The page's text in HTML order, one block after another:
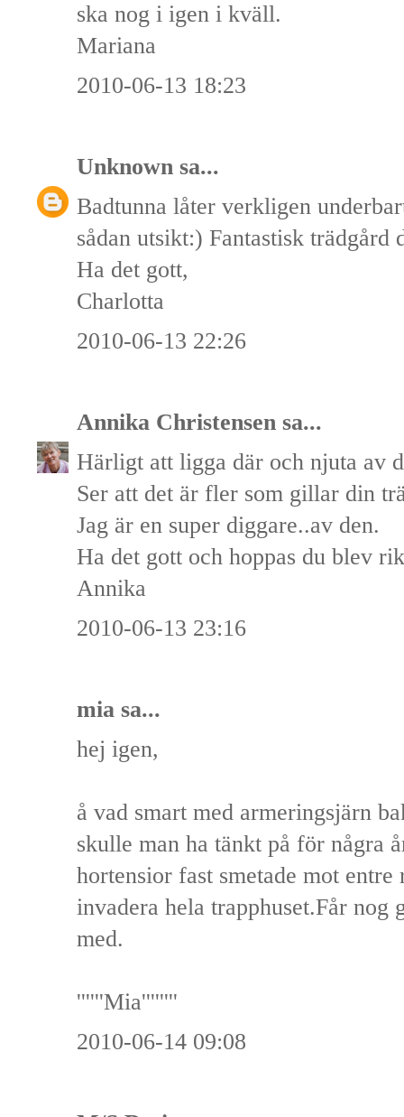
ska nog i igen i kväll.
Mariana
2010-06-13 18:23
Unknown sa...
Badtunna låter verkligen
sådan utsikt:) Fantastisk trädgård
Ha det gott,
Charlotta
2010-06-13 22:26
Annika Christensen sa...
Härligt att ligga där och njuta av
Ser att det är fler som gillar din
Jag är en super diggare..av den.
Ha det gott och hoppas du blev
Annika
2010-06-13 23:16
mia sa...
hej igen,
å vad smart med armeringsjärn
skulle man ha tänkt på för några
hortensior fast smetade mot
invadera hela trapphuset.Får nog
med.
''''''Mia''''''''
2010-06-14 09:08